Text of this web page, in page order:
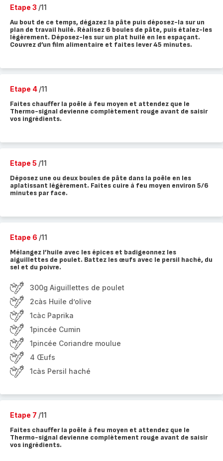
Etape 3 /11
Au bout de ce temps, dégazez la pâte puis déposez-la sur un
plan de travail huilé. Réalisez 6 boules de pâte, puis étalez-les
légèrement. Déposez-les sur un plat huilé en les espaçant.
Couvrez d’un film alimentaire et faites lever 45 minutes.
Etape 4 /11
Faites chauffer la poêle à feu moyen et attendez que le
Thermo-signal devienne complètement rouge avant de saisir
vos ingrédients.
Etape 5 /11
Déposez une ou deux boules de pâte dans la poêle en les
aplatissant légèrement. Faites cuire à feu moyen environ 5/6
minutes par face.
Etape 6 /11
Mélangez l’huile avec les épices et badigeonnez les
aiguillettes de poulet. Battez les œufs avec le persil haché, du
sel et du poivre.
300g Aiguillettes de poulet
2càs Huile d’olive
1càc Paprika
1pincée Cumin
1pincée Coriandre moulue
4 Œufs
1càs Persil haché
Etape 7 /11
Faites chauffer la poêle à feu moyen et attendez que le
Thermo-signal devienne complètement rouge avant de saisir
vos ingrédients.